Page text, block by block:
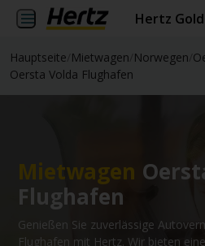
Hertz
Hauptseite Mietwagen Norwegen
Oersta Volda Flughafen
Mietwagen
Flughafen
Genießen Sie zuverlässige
Flughafen mit Hertz. Wir bieten